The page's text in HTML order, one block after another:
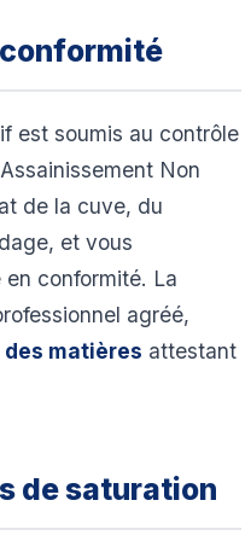
conformité
est soumis au contrôle
Non
de la cuve, du
et vous
conformité. La
agréé,
matières attestant
de saturation